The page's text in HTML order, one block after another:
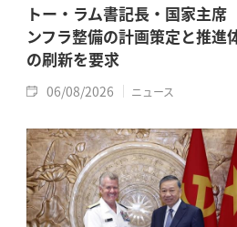
トー・ラム書記長・国家主
ンフラ整備の計画策定と推進
の刷新を要求
06/08/2026 ニュース